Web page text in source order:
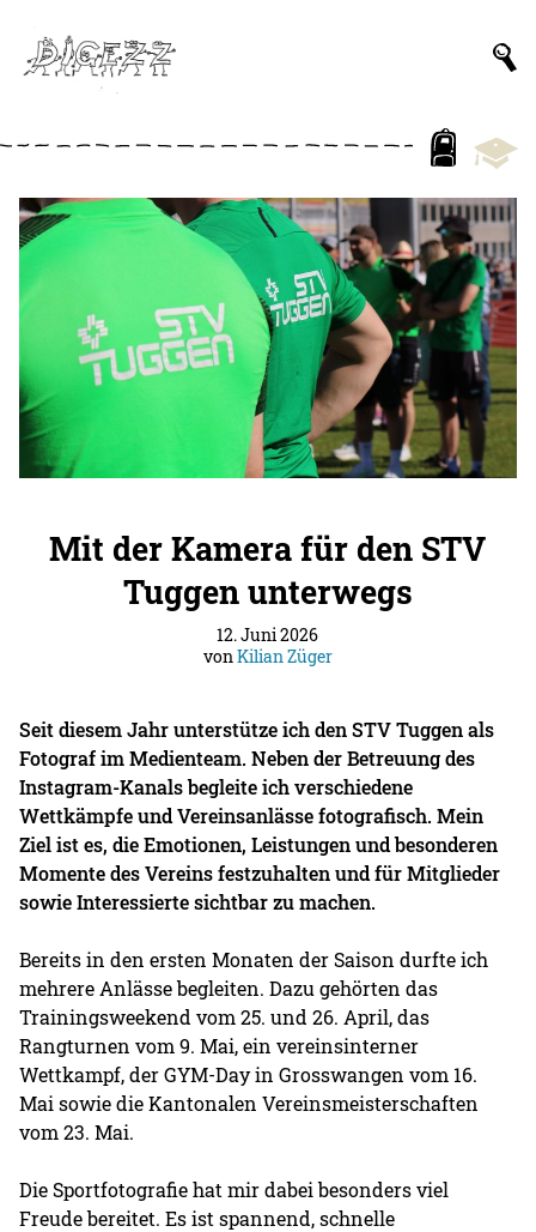
Mit der Kamera für den STV
Tuggen unterwegs
12. Juni 2026
vonKilian Züger
Seit diesem Jahr unterstütze ich den STV Tuggen als
Fotograf im Medienteam. Neben der Betreuung des
Instagram-Kanals begleite ich verschiedene
Wettkämpfe und Vereinsanlässe fotografisch. Mein
Ziel ist es, die Emotionen, Leistungen und besonderen
Momente des Vereins festzuhalten und für Mitglieder
sowie Interessierte sichtbar zu machen.
Bereits in den ersten Monaten der Saison durfte ich
mehrere Anlässe begleiten. Dazu gehörten das
Trainingsweekend vom 25. und 26. April, das
Rangturnen vom 9. Mai, ein vereinsinterner
Wettkampf, der GYM-Day in Grosswangen vom 16.
Mai sowie die Kantonalen Vereinsmeisterschaften
vom 23. Mai.
Die Sportfotografie hat mir dabei besonders viel
Freude bereitet. Es ist spannend, schnelle